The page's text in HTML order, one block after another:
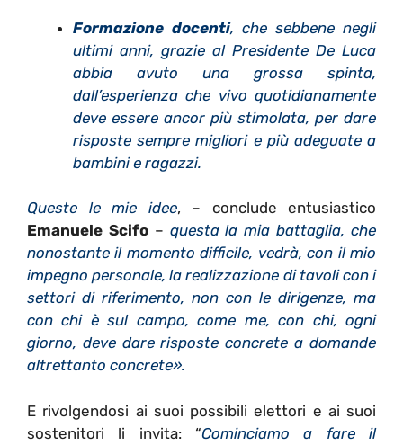
Formazione docenti, che sebbene negli
ultimi anni, grazie al Presidente De Luca
abbia avuto una grossa spinta,
dall’esperienza che vivo quotidianamente
deve essere ancor più stimolata, per dare
risposte sempre migliori e più adeguate a
bambini e ragazzi.
Queste le mie idee, – conclude entusiastico
Emanuele Scifo– questa la mia battaglia, che
nonostante il momento difficile, vedrà, con il mio
impegno personale, la realizzazione di tavoli con i
settori di riferimento, non con le dirigenze, ma
con chi è sul campo, come me, con chi, ogni
giorno, deve dare risposte concrete a domande
altrettanto concrete».
E rivolgendosi ai suoi possibili elettori e ai suoi
sostenitori li invita: “Cominciamo a fare il